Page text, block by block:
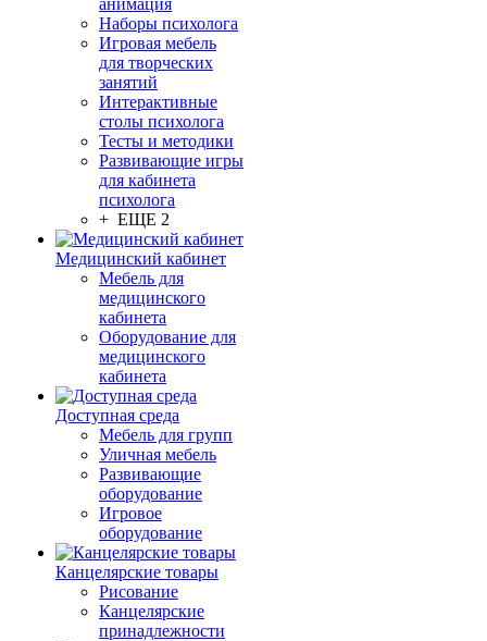
анимация
Наборы психолога
Игровая мебель
для творческих
занятий
Интерактивные
столы психолога
Тесты и методики
Развивающие игры
для кабинета
психолога
+ ЕЩЕ 2
Медицинский кабинет
Мебель для
медицинского
кабинета
Оборудование для
медицинского
кабинета
Доступная среда
Мебель для групп
Уличная мебель
Развивающие
оборудование
Игровое
оборудование
Канцелярские товары
Рисование
Канцелярские
принадлежности